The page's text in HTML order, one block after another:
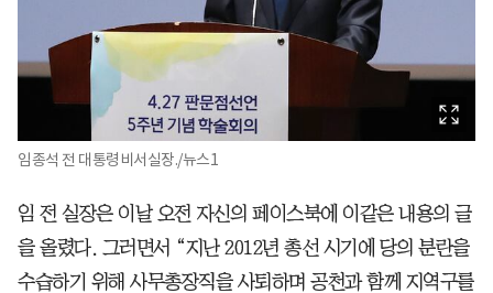
임종석 전 대통령비서실장./뉴스1
임 전 실장은 이날 오전 자신의 페이스북에 이같은 내용의 글
을 올렸다. 그러면서 “지난 2012년 총선 시기에 당의 분란을
수습하기 위해 사무총장직을 사퇴하며 공천과 함께 지역구를